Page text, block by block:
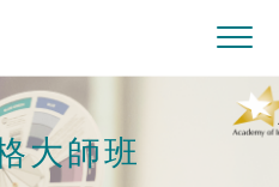
大師班